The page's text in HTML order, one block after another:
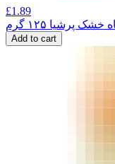
£1.89
پرشیا ۱۲۵ گرم
Add to cart